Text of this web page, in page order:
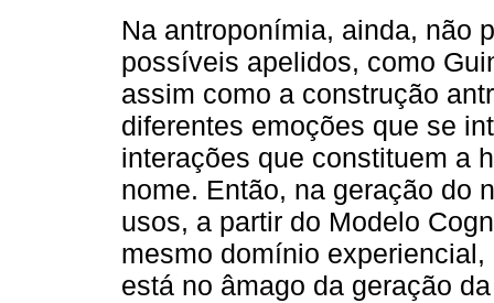
Na antroponímia, ainda, não
possíveis apelidos, como
assim como a construção
diferentes emoções que se
interações que constituem a
nome. Então, na geração do
usos, a partir do Modelo
mesmo domínio
está no âmago da geração